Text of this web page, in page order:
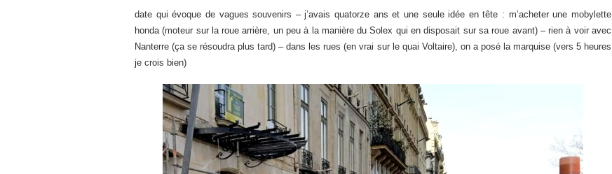
date qui évoque de vagues souvenirs – j’avais quatorze ans et une seule idée en tête : m’acheter une mobylette
honda (moteur sur la roue arrière, un peu à la manière du Solex qui en disposait sur sa roue avant) – rien à voir avec
Nanterre (ça se résoudra plus tard) – dans les rues (en vrai sur le quai Voltaire), on a posé la marquise (vers 5 heures
je crois bien)